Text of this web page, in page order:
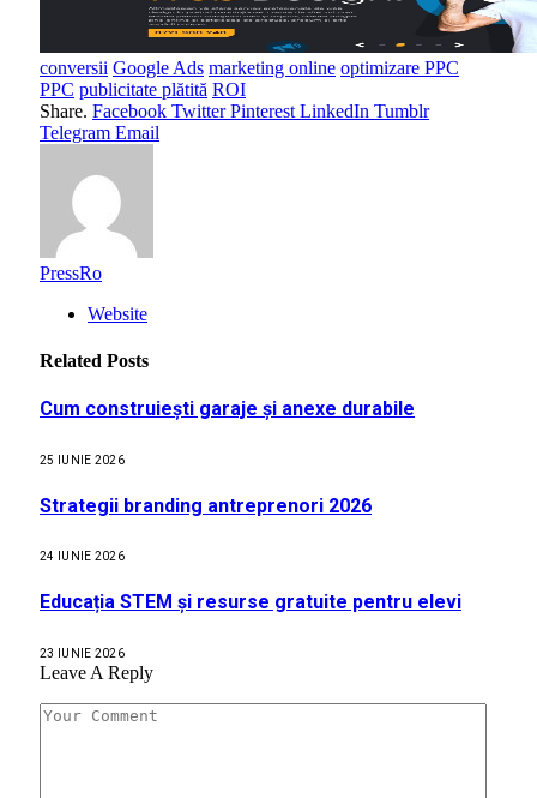
conversii Google Ads marketing online optimizare PPC
PPC publicitate plătită ROI
Share. Facebook Twitter Pinterest LinkedIn Tumblr
Telegram Email
PressRo
Website
Related Posts
Cum construiești garaje și anexe durabile
25 IUNIE 2026
Strategii branding antreprenori 2026
24 IUNIE 2026
Educația STEM și resurse gratuite pentru elevi
23 IUNIE 2026
Leave A Reply